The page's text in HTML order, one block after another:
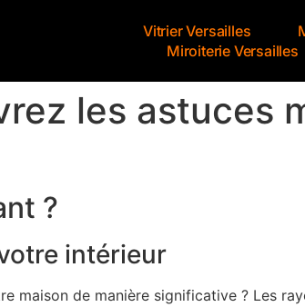
Vitrier Versailles
Miroiterie Versailles
les astuces
?
intérieur
maison de manière significative ? Les